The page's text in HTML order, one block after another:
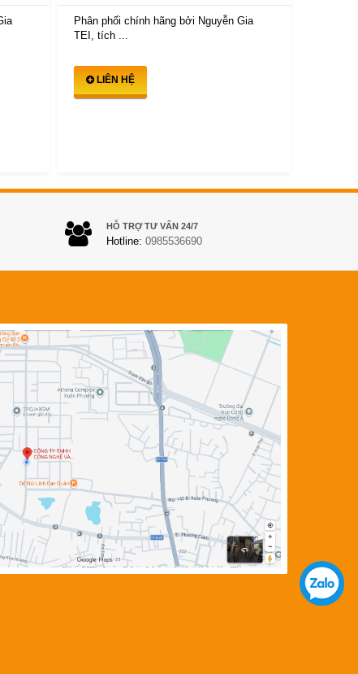
Phân phối chính hãng bởi Nguyễn Gia
TEI, tích ...
LIÊN HỆ
HỖ TRỢ TƯ VẤN 24/7
Hotline: 0985536690